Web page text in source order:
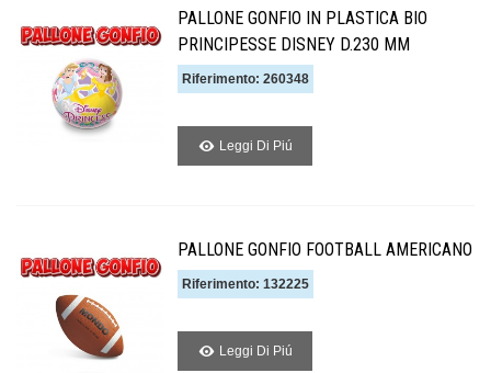
PALLONE GONFIO IN PLASTICA BIO
PRINCIPESSE DISNEY D.230 MM
Riferimento: 260348
Leggi Di Piú
PALLONE GONFIO FOOTBALL AMERICANO
Riferimento: 132225
Leggi Di Piú